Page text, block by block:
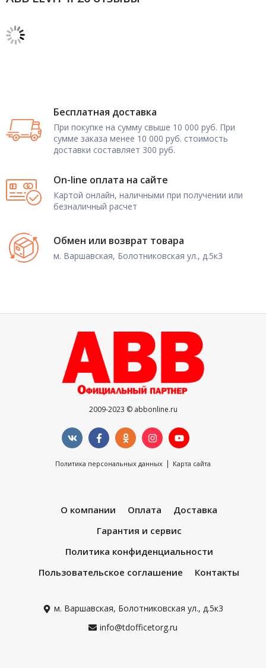
Бесплатная доставка
При покупке на сумму свыше 10 000 руб. При
сумме заказа менее 10 000 руб. стоимость
доставки составляет 300 руб.
On-line оплата на сайте
Картой онлайн, наличными при получении или
безналичный расчет
Обмен или возврат товара
м. Варшавская, Болотниковская ул., д.5к3
2009-2023 © abbonline.ru
Политика персональных данных | Карта сайта
О компании Оплата
Доставка
Гарантия и сервис
Политика конфиденциальности
Пользовательское соглашение
Контакты
м. Варшавская, Болотниковская ул., д.5к3
info@tdofficetorg.ru